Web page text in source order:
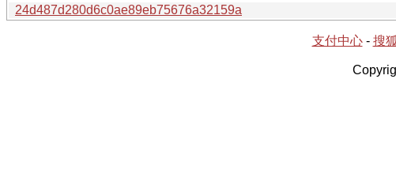
24d487d280d6c0ae89eb75676a32159a
支付中心- 搜